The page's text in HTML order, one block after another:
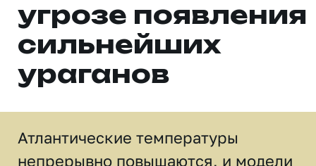
угрозе появления
сильнейших
ураганов
Атлантические температуры
непрерывно повышаются, и модели